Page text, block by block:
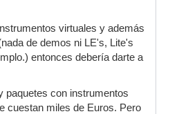
virtuales y además
de demos ni LE's, Lite's
entonces debería darte a
paquetes con instrumentos
cuestan miles de Euros. Pero